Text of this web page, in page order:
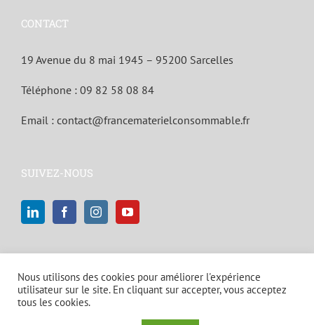
CONTACT
19 Avenue du 8 mai 1945 – 95200 Sarcelles
Téléphone : 09 82 58 08 84
Email : contact@francematerielconsommable.fr
SUIVEZ-NOUS
Nous utilisons des cookies pour améliorer l'expérience
utilisateur sur le site. En cliquant sur accepter, vous acceptez
tous les cookies.